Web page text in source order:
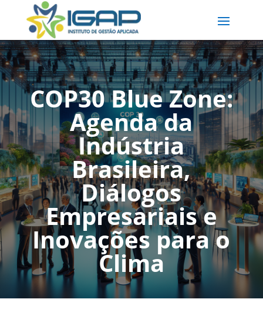
COP30 Blue Zone:
Agenda da
Indústria
Brasileira,
Diálogos
Empresariais e
Inovações para o
Clima